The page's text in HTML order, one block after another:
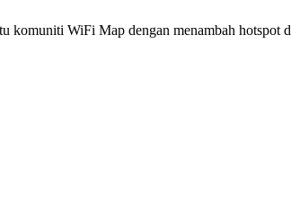
komuniti WiFi Map dengan menambah hotspot